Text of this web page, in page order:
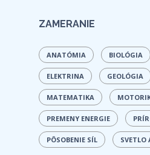
ZAMERANIE
ANATÓMIA BIOLÓGIA
ELEKTRINA GEOLÓGIA
MATEMATIKA
PREMENY ENERGIE
PÔSOBENIE SÍL SVETLO